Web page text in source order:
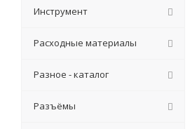
Инструмент
Расходные материалы
Разное - каталог
Разъёмы